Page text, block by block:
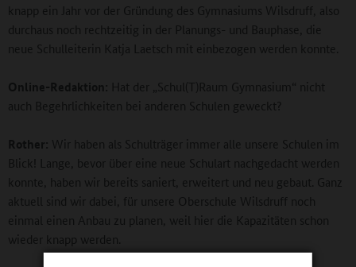
knapp ein Jahr vor der Gründung des Gymnasiums Wilsdruff, also
durchaus noch rechtzeitig in der Planungs- und Bauphase, die
neue Schulleiterin Katja Laetsch mit einbezogen werden konnte.
Online-Redaktion: Hat der „Schul(T)Raum Gymnasium“ nicht
auch Begehrlichkeiten bei anderen Schulen geweckt?
Rother: Wir haben als Schulträger immer alle unsere Schulen im
Blick! Lange, bevor über eine neue Schulart nachgedacht werden
konnte, haben wir bereits saniert, erweitert und neu gebaut. Ganz
aktuell sind wir dabei, für unsere Oberschule Wilsdruff noch
einmal einen Anbau zu planen, weil hier die Kapazitäten schon
wieder knapp werden.